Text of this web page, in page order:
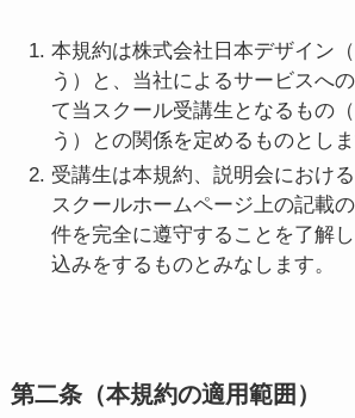
本規約は株式会社日本デザイン
う）と、当社によるサービスへ
て当スクール受講生となるもの
う）との関係を定めるものとしま
受講生は本規約、説明会におけ
スクールホームページ上の記載
件を完全に遵守することを了解
込みをするものとみなします。
第二条（本規約の適用範囲）